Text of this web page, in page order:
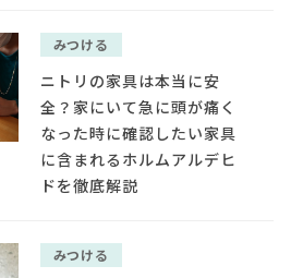
みつける
ニトリの家具は本当に安
全？家にいて急に頭が痛く
なった時に確認したい家具
に含まれるホルムアルデヒ
ドを徹底解説
みつける